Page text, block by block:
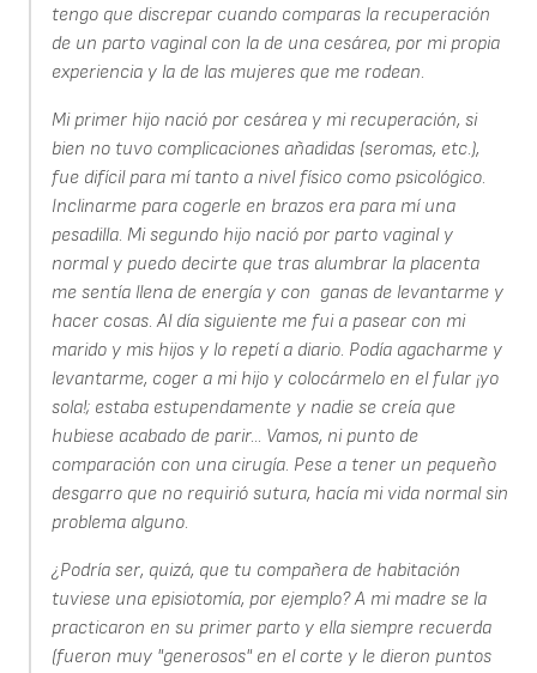
tengo que discrepar cuando comparas la recuperación
de un parto vaginal con la de una cesárea, por mi propia
experiencia y la de las mujeres que me rodean.
Mi primer hijo nació por cesárea y mi recuperación, si
bien no tuvo complicaciones añadidas (seromas, etc.),
fue difícil para mí tanto a nivel físico como psicológico.
Inclinarme para cogerle en brazos era para mí una
pesadilla. Mi segundo hijo nació por parto vaginal y
normal y puedo decirte que tras alumbrar la placenta
me sentía llena de energía y con ganas de levantarme y
hacer cosas. Al día siguiente me fui a pasear con mi
marido y mis hijos y lo repetí a diario. Podía agacharme y
levantarme, coger a mi hijo y colocármelo en el fular ¡yo
sola!; estaba estupendamente y nadie se creía que
hubiese acabado de parir... Vamos, ni punto de
comparación con una cirugía. Pese a tener un pequeño
desgarro que no requirió sutura, hacía mi vida normal sin
problema alguno.
¿Podría ser, quizá, que tu compañera de habitación
tuviese una episiotomía, por ejemplo? A mi madre se la
practicaron en su primer parto y ella siempre recuerda
(fueron muy "generosos" en el corte y le dieron puntos